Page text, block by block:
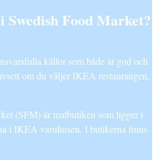
Swedish Food Market?
källor som både är god och
om du väljer IKEA restaurangen,
(SFM) är matbutiken som ligger i
i IKEA varuhusen. I butikerna finns